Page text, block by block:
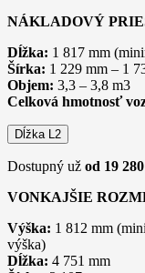
NÁKLADOVÝ
Dĺžka: 1 817 mm
Šírka: 1 229 mm – 1
Objem: 3,3 – 3,8 m3
Celková hmotnosť
Dĺžka L2
Dostupný už od 19
VONKAJŠIE
Výška: 1 812 mm
výška)
Dĺžka: 4 751 mm